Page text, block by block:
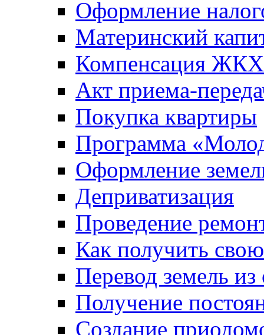
Оформление
Материнский
Компенсация ЖКХ
Акт приема-
Покупка квартиры
Программа
Оформление
Деприватизация
Проведение
Как получить
Перевод земель
Получение
Создание